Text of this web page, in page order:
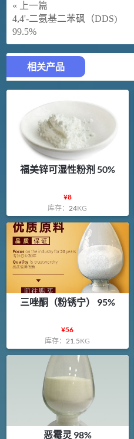
« 上一篇
4,4'-二氨基二苯砜（DDS)
99.5%
相关产品
福美锌可湿性粉剂 50%
¥8
库存：24KG
三唑酮（粉锈宁） 95%
¥56
库存： 21.5KG
恶霉灵 98%